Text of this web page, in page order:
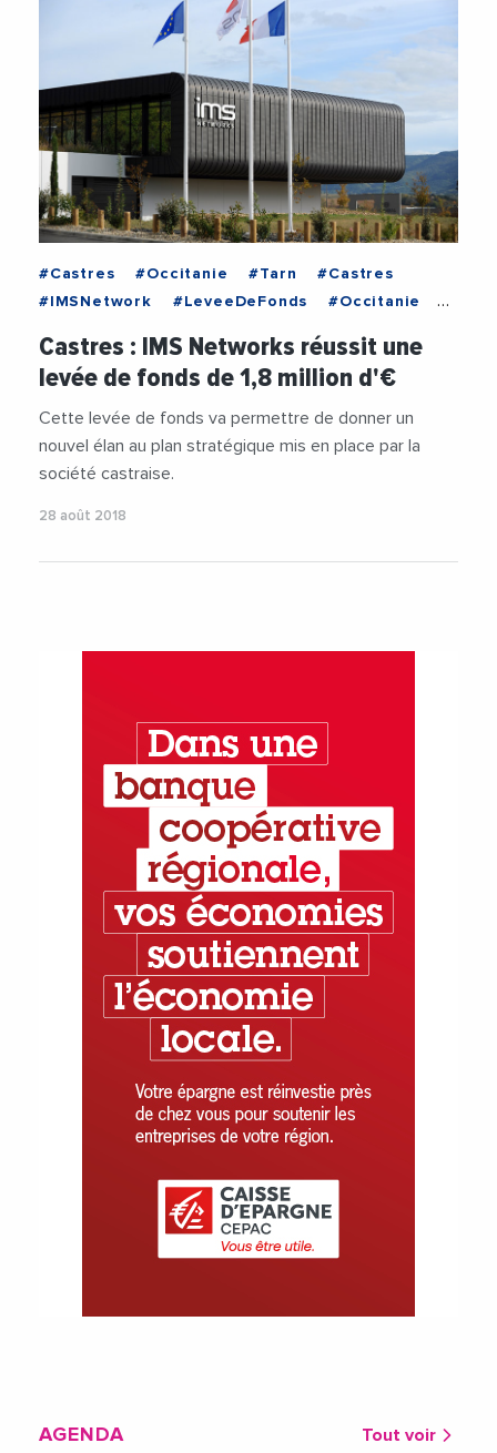
#Castres #Occitanie #Tarn
#Castres
#IMSNetwork
#LeveeDeFonds
#Occitanie
Castres : IMS Networks réussit une
levée de fonds de 1,8 million d'€
Cette levée de fonds va permettre de donner un
nouvel élan au plan stratégique mis en place par la
société castraise.
28 août 2018
AGENDA Tout voir